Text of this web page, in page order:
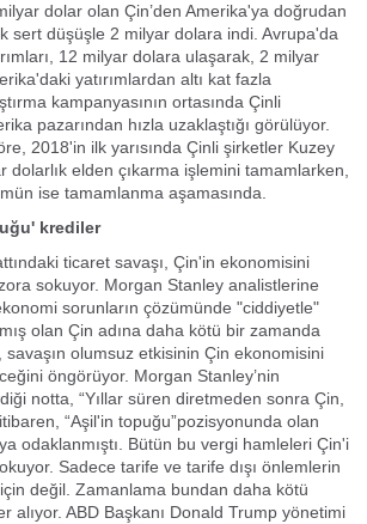
dolar olan Çin’den Amerika'ya doğrudan
sert düşüşle 2 milyar dolara indi. Avrupa'da
12 milyar dolara ulaşarak, 2 milyar
yatırımlardan altı kat fazla
kampanyasının ortasında Çinli
pazarından hızla uzaklaştığı görülüyor.
2018'in ilk yarısında Çinli şirketler Kuzey
dolarlık elden çıkarma işlemini tamamlarken,
ise tamamlanma aşamasında.
krediler
ticaret savaşı, Çin'in ekonomisini
sokuyor. Morgan Stanley analistlerine
sorunların çözümünde "ciddiyetle"
olan Çin adına daha kötü bir zamanda
savaşın olumsuz etkisinin Çin ekonomisini
öngörüyor. Morgan Stanley’nin
notta, “Yıllar süren diretmeden sonra Çin,
“Aşil'in topuğu”pozisyonunda olan
odaklanmıştı. Bütün bu vergi hamleleri Çin'i
Sadece tarife ve tarife dışı önlemlerin
değil. Zamanlama bundan daha kötü
alıyor. ABD Başkanı Donald Trump yönetimi